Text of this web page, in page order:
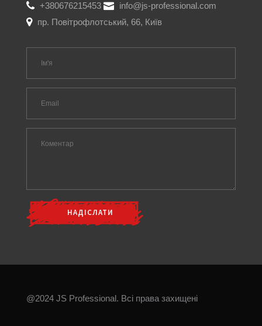
+380676215453
info@js-professional.com
пр. Повітрофлотський, 66, Київ
@2024 JS Professional. Всі права захищені